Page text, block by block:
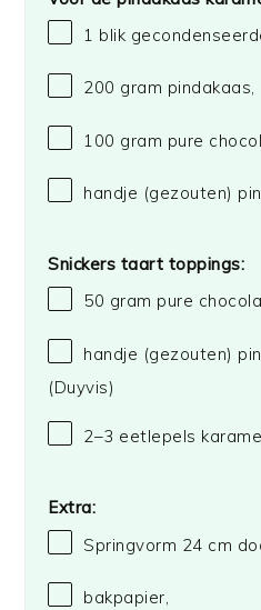
1 blik
200 gram pindakaas,
100 gram pure
handje (gezouten)
Snickers taart toppings:
50 gram pure
handje (gezouten)
(Duyvis)
2–3 eetlepels
Extra:
Springvorm 24 cm
bakpapier,